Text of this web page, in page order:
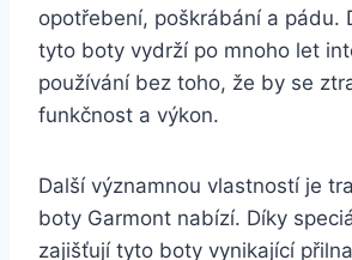
opotřebení,⁢ poškrábání a pádu.
tyto​ boty vydrží po mnoho let
používání bez toho, že⁢ by se
funkčnost a výkon.
Další významnou⁢ vlastností je
boty Garmont nabízí. Díky
zajišťují ⁣tyto boty vynikající